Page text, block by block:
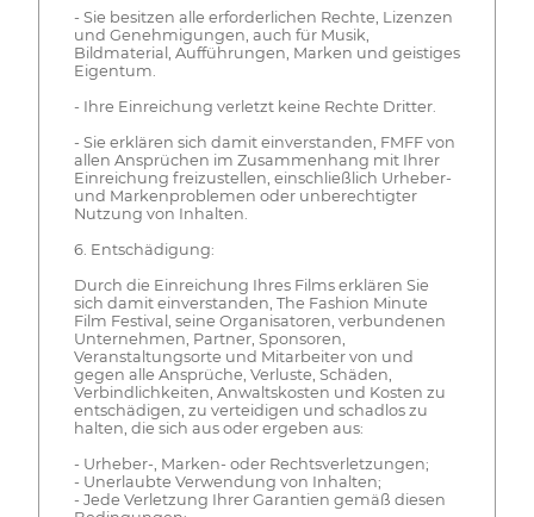
- Sie besitzen alle erforderlichen Rechte, Lizenzen
und Genehmigungen, auch für Musik,
Bildmaterial, Aufführungen, Marken und geistiges
Eigentum.
- Ihre Einreichung verletzt keine Rechte Dritter.
- Sie erklären sich damit einverstanden, FMFF von
allen Ansprüchen im Zusammenhang mit Ihrer
Einreichung freizustellen, einschließlich Urheber-
und Markenproblemen oder unberechtigter
Nutzung von Inhalten.
6. Entschädigung:
Durch die Einreichung Ihres Films erklären Sie
sich damit einverstanden, The Fashion Minute
Film Festival, seine Organisatoren, verbundenen
Unternehmen, Partner, Sponsoren,
Veranstaltungsorte und Mitarbeiter von und
gegen alle Ansprüche, Verluste, Schäden,
Verbindlichkeiten, Anwaltskosten und Kosten zu
entschädigen, zu verteidigen und schadlos zu
halten, die sich aus oder ergeben aus:
- Urheber-, Marken- oder Rechtsverletzungen;
- Unerlaubte Verwendung von Inhalten;
- Jede Verletzung Ihrer Garantien gemäß diesen